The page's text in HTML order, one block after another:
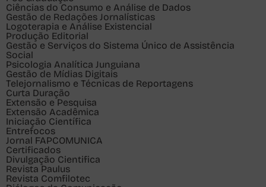
Ciências do Consumo e Análise de Dados
Gestão de Redações Jornalísticas
Logoterapia e Análise Existencial
Produção Editorial
Gestão e Serviços do Sistema Único de Assistência
Social
Psicologia Analítica Junguiana
Gestão de Mídias Digitais
Telejornalismo e Técnicas de Reportagens
Curta Duração
Extensão e Pesquisa
Extensão Acadêmica
Iniciação Científica
Entrefocos
Jornal FAPCOMUNICA
Certificados
Divulgação Cientifica
Revista Paulus
Revista Comfilotec